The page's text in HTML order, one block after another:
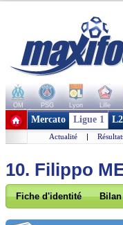
OM PSG Lyon Lille
+ de clubs
Mercato Ligue 1
Actualité |
10. Filippo
Fiche d'identité Bilan